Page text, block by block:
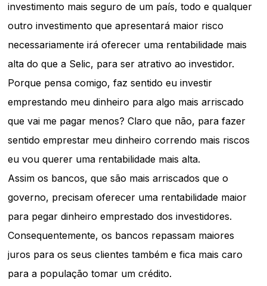
investimento mais seguro de um país, todo e qualquer
outro investimento que apresentará maior risco
necessariamente irá oferecer uma rentabilidade mais
alta do que a Selic, para ser atrativo ao investidor.
Porque pensa comigo, faz sentido eu investir
emprestando meu dinheiro para algo mais arriscado
que vai me pagar menos? Claro que não, para fazer
sentido emprestar meu dinheiro correndo mais riscos
eu vou querer uma rentabilidade mais alta.
Assim os bancos, que são mais arriscados que o
governo, precisam oferecer uma rentabilidade maior
para pegar dinheiro emprestado dos investidores.
Consequentemente, os bancos repassam maiores
juros para os seus clientes também e fica mais caro
para a população tomar um crédito.